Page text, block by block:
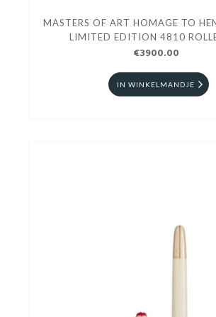
MASTERS OF ART HOMAGE TO
LIMITED EDITION 4810
€3900.00
IN WINKELMANDJE